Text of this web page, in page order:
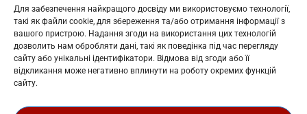
Для забезпечення найкращого досвіду ми використовуємо технології,
такі як файли cookie, для збереження та/або отримання інформації з
вашого пристрою. Надання згоди на використання цих технологій
дозволить нам обробляти дані, такі як поведінка під час перегляду
сайту або унікальні ідентифікатори. Відмова від згоди або її
відкликання може негативно вплинути на роботу окремих функцій
сайту.
Косів: L11-01805
Гарасимів: L11-02274